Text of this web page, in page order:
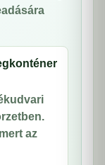
az